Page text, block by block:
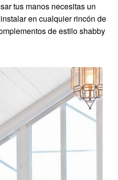
tus manos necesitas un
en cualquier rincón de
de estilo shabby